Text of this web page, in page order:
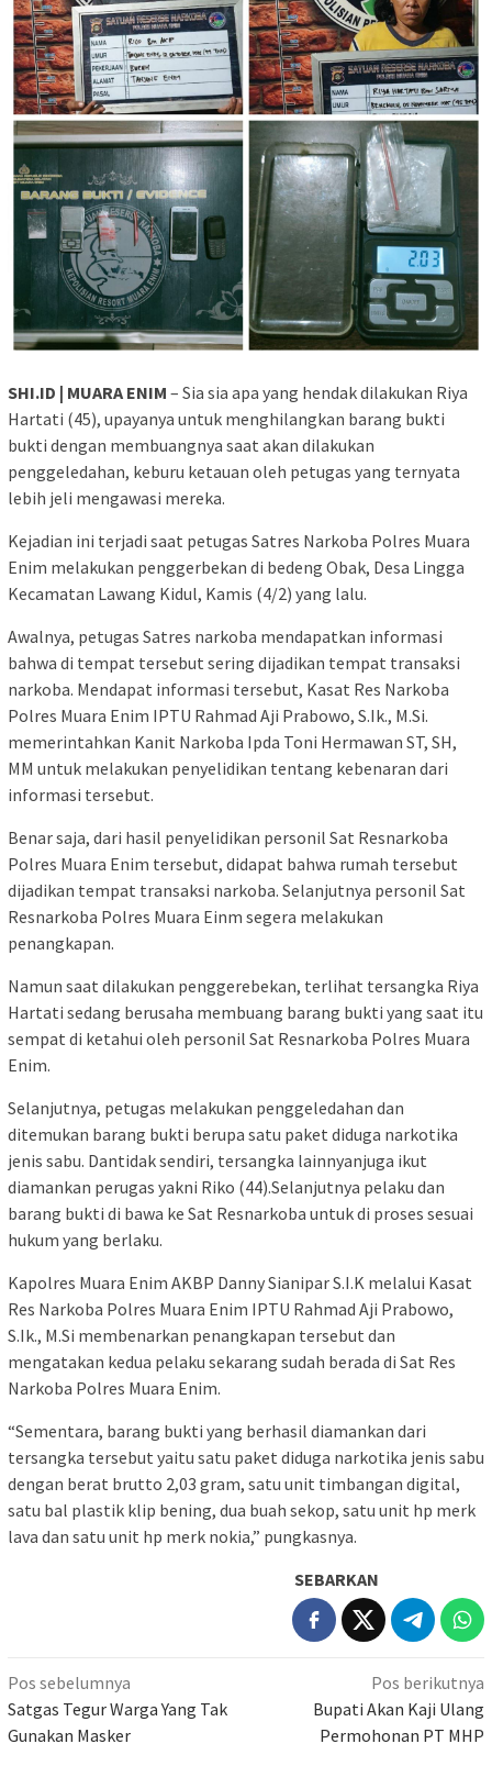
SHI.ID | MUARA ENIM – Sia sia apa yang hendak dilakukan Riya
Hartati (45), upayanya untuk menghilangkan barang bukti
bukti dengan membuangnya saat akan dilakukan
penggeledahan, keburu ketauan oleh petugas yang ternyata
lebih jeli mengawasi mereka.
Kejadian ini terjadi saat petugas Satres Narkoba Polres Muara
Enim melakukan penggerbekan di bedeng Obak, Desa Lingga
Kecamatan Lawang Kidul, Kamis (4/2) yang lalu.
Awalnya, petugas Satres narkoba mendapatkan informasi
bahwa di tempat tersebut sering dijadikan tempat transaksi
narkoba. Mendapat informasi tersebut, Kasat Res Narkoba
Polres Muara Enim IPTU Rahmad Aji Prabowo, S.Ik., M.Si.
memerintahkan Kanit Narkoba Ipda Toni Hermawan ST, SH,
MM untuk melakukan penyelidikan tentang kebenaran dari
informasi tersebut.
Benar saja, dari hasil penyelidikan personil Sat Resnarkoba
Polres Muara Enim tersebut, didapat bahwa rumah tersebut
dijadikan tempat transaksi narkoba. Selanjutnya personil Sat
Resnarkoba Polres Muara Einm segera melakukan
penangkapan.
Namun saat dilakukan penggerebekan, terlihat tersangka Riya
Hartati sedang berusaha membuang barang bukti yang saat itu
sempat di ketahui oleh personil Sat Resnarkoba Polres Muara
Enim.
Selanjutnya, petugas melakukan penggeledahan dan
ditemukan barang bukti berupa satu paket diduga narkotika
jenis sabu. Dantidak sendiri, tersangka lainnyanjuga ikut
diamankan perugas yakni Riko (44).Selanjutnya pelaku dan
barang bukti di bawa ke Sat Resnarkoba untuk di proses sesuai
hukum yang berlaku.
Kapolres Muara Enim AKBP Danny Sianipar S.I.K melalui Kasat
Res Narkoba Polres Muara Enim IPTU Rahmad Aji Prabowo,
S.Ik., M.Si membenarkan penangkapan tersebut dan
mengatakan kedua pelaku sekarang sudah berada di Sat Res
Narkoba Polres Muara Enim.
“Sementara, barang bukti yang berhasil diamankan dari
tersangka tersebut yaitu satu paket diduga narkotika jenis sabu
dengan berat brutto 2,03 gram, satu unit timbangan digital,
satu bal plastik klip bening, dua buah sekop, satu unit hp merk
lava dan satu unit hp merk nokia,” pungkasnya.
SEBARKAN
Navigasi
pos
Pos sebelumnya
Satgas Tegur Warga Yang Tak
Gunakan Masker
Pos berikutnya
Bupati Akan Kaji Ulang
Permohonan PT MHP